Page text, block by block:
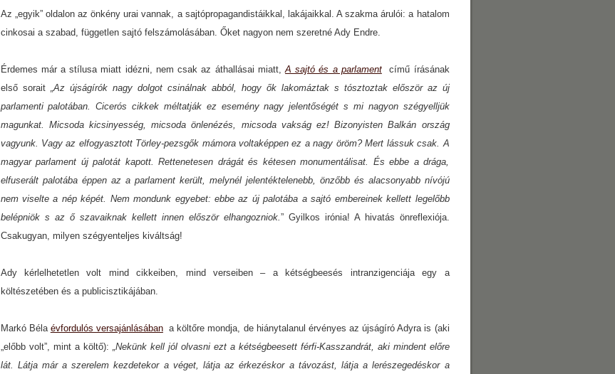
Az „egyik” oldalon az önkény urai vannak, a sajtópropagandistáikkal, lakájaikkal. A szakma árulói: a hatalom
cinkosai a szabad, független sajtó felszámolásában. Őket nagyon nem szeretné Ady Endre.
Érdemes már a stílusa miatt idézni, nem csak az áthallásai miatt,A sajtó és a parlamentcímű írásának
első sorait „Az újságírók nagy dolgot csinálnak abból, hogy ők lakomáztak s tósztoztak először az új
parlamenti palotában. Cicerós cikkek méltatják ez esemény nagy jelentőségét s mi nagyon szégyelljük
magunkat. Micsoda kicsinyesség, micsoda önlenézés, micsoda vakság ez! Bizonyisten Balkán ország
vagyunk. Vagy az elfogyasztott Törley-pezsgők mámora voltaképpen ez a nagy öröm? Mert lássuk csak. A
magyar parlament új palotát kapott. Rettenetesen drágát és kétesen monumentálisat. És ebbe a drága,
elfuserált palotába éppen az a parlament került, melynél jelentéktelenebb, önzőbb és alacsonyabb nívójú
nem viselte a nép képét. Nem mondunk egyebet: ebbe az új palotába a sajtó embereinek kellett legelőbb
belépniök s az ő szavaiknak kellett innen először elhangozniok.” Gyilkos irónia! A hivatás önreflexiója.
Csakugyan, milyen szégyenteljes kiváltság!
Ady kérlelhetetlen volt mind cikkeiben, mind verseiben – a kétségbeesés intranzigenciája egy a
költészetében és a publicisztikájában.
Markó Béla évfordulós versajánlásábana költőre mondja, de hiánytalanul érvényes az újságíró Adyra is (aki
„előbb volt”, mint a költő): „Nekünk kell jól olvasni ezt a kétségbeesett férfi-Kasszandrát, aki mindent előre
lát. Látja már a szerelem kezdetekor a véget, látja az érkezéskor a távozást, látja a lerészegedéskor a